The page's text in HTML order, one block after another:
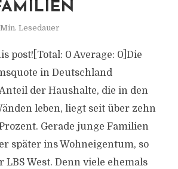
Lesedauer
post![Total: 0 Average: 0]Die
in Deutschland
der Haushalte, die in den
leben, liegt seit über zehn
Gerade junge Familien
später ins Wohneigentum, so
LBS West. Denn viele ehemals